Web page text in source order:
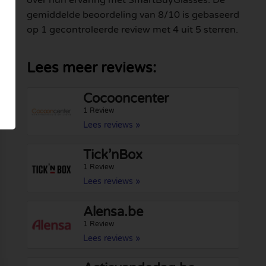
gemiddelde beoordeling van 8/10 is gebaseerd
op 1 gecontroleerde review met 4 uit 5 sterren.
Lees meer reviews:
Cocooncenter
1 Review
Lees reviews »
Tick’nBox
1 Review
Lees reviews »
Alensa.be
1 Review
Lees reviews »